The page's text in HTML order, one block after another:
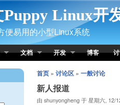
Puppy Linux开
便易用的小型Linux系统
文档 开发 博客
首页» 讨论区» 一般讨论
新人报道
由 shunyongheng 于 星期六, 12/